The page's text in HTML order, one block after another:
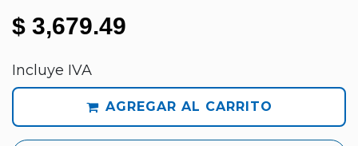
$ 3,679.49
Incluye IVA
AGREGAR AL CARRITO